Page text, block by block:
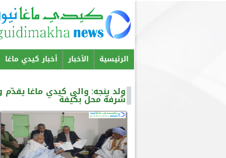
Menu principal
الرئيسية الأخبار أخبار كيدي ماغا
ولد ينجه: والي كيدي ماغا
شرفة محل بكيفة